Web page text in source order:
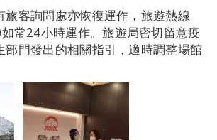
旅客詢問處亦恢復運作，旅遊熱線
常24小時運作。旅遊局密切留意疫
部門發出的相關指引，適時調整場館